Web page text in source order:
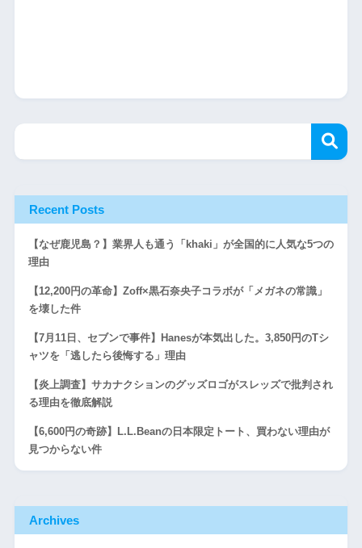
Recent Posts
【なぜ鹿児島？】業界人も通う「khaki」が全国的に人気な5つの
理由
【12,200円の革命】Zoff×黒石奈央子コラボが「メガネの常識」
を壊した件
【7月11日、セブンで事件】Hanesが本気出した。3,850円のTシ
ャツを「逃したら後悔する」理由
【炎上調査】サカナクションのグッズロゴがスレッズで批判され
る理由を徹底解説
【6,600円の奇跡】L.L.Beanの日本限定トート、買わない理由が
見つからない件
Archives